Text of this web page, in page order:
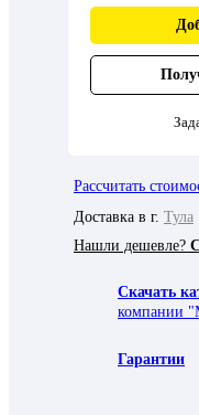
Рассчитать
Доставка в г. Тула
Нашли дешевле?
Скачать
компании
Гарантии